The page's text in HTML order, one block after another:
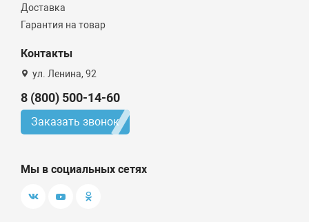
Доставка
Гарантия на товар
Контакты
ул. Ленина, 92
8 (800) 500-14-60
Заказать звонок
Мы в социальных сетях